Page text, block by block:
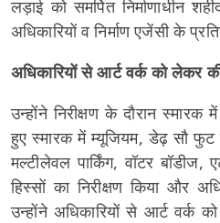
लड़ाई को समर्पित निर्माणाधीन
अधिकारियों व निर्माण एजेंसी के
अधिकारियों से आर्ट वर्क को लेकर
उन्होंने निरीक्षण के दौरान स्मारक
हुए स्मारक में म्यूजियम, डेढ़ सौ फुट
मल्टीलेवल पार्किंग, वॉटर
हिस्सों का निरीक्षण किया और
उन्होंने अधिकारियों से आर्ट वर्क